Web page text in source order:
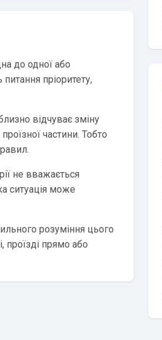
до одної або
пріоритету,
відчуває зміну
частини. Тобто
не вважається
ситуація може
розуміння цього
проїзді прямо або